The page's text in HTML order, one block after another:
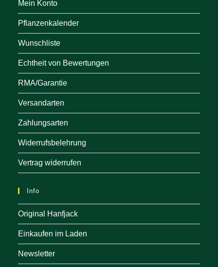
Mein Konto
Pflanzenkalender
Wunschliste
Echtheit von Bewertungen
RMA/Garantie
Versandarten
Zahlungsarten
Widerrufsbelehrung
Vertrag widerrufen
Info
Original Hanfjack
Einkaufen im Laden
Newsletter